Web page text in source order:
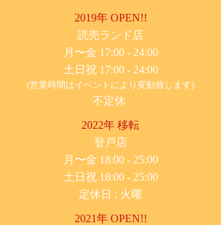
2019年 OPEN!!
​読売ランド店
月〜金 17:00 - 24:00
土日祝 17:00 - 24:00
(営業時間はイベントにより変動致します)
不定休
2022年 移転
​登戸店
月〜金 18:00 - 25:00
土日祝 18:00 - 25:00
​定休日 : 火曜
2021年 OPEN!!